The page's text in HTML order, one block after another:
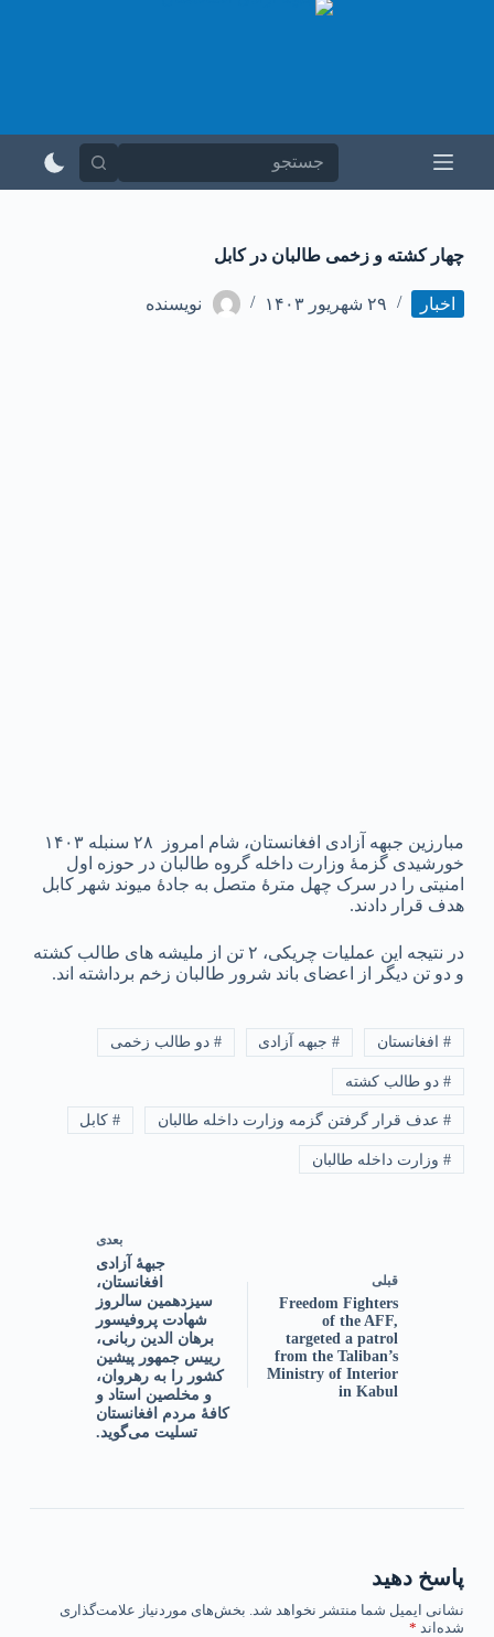
و
‏چهار کشته و زخمی طالبان در کابل
اخبار ۲۹ شهریور ۱۴۰۳ نویسنده
مبارزین جبهه آزادی افغانستان، شام امروز ۲۸ سنبله ۱۴۰۳
خورشیدی گزمهٔ وزارت داخله گروه طالبان در حوزه اول
امنیتی را در سرک چهل مترهٔ متصل به جادهٔ میوند شهر کابل
هدف قرار دادند.
در نتیجه این عملیات چریکی، ۲ تن از ملیشه های طالب کشته
و دو تن دیگر از اعضای باند شرور طالبان زخم برداشته اند.
# افغانستان # جبهه آزادی # دو طالب زخمی
# دو طالب کشته
# عدف قرار گرفتن گزمه وزارت داخله طالبان # کابل
# وزارت داخله طالبان
قبلی
Freedom Fighters
of the AFF,
targeted a patrol
from the Taliban’s
Ministry of Interior
in Kabul
بعدی
‏جبههٔ آزادی
افغانستان،
سیزدهمین سالروز
شهادت پروفیسور
برهان الدین ربانی،
رییس جمهور پیشین
کشور‌ را به رهروان،
و مخلصین استاد و
کافهٔ مردم افغانستان
تسلیت می‌گوید.
پاسخ دهید
نشانی ایمیل شما منتشر نخواهد شد. بخش‌های موردنیاز علامت‌گذاری
شده‌اند *